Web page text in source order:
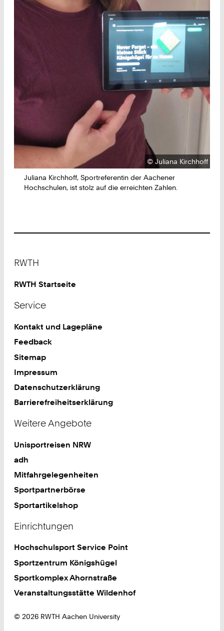
Urheberrecht:
©Juliana Kirchhoff
Juliana Kirchhoff, Sportreferentin der Aachener
Hochschulen, ist stolz auf die erreichten Zahlen.
RWTH
RWTH Startseite
Service
Kontakt und Lagepläne
Feedback
Sitemap
Impressum
Datenschutzerklärung
Barrierefreiheitserklärung
Weitere Angebote
Unisportreisen NRW
adh
Mitfahrgelegenheiten
Sportpartnerbörse
Sportartikelshop
Einrichtungen
Hochschulsport Service Point
Sportzentrum Königshügel
Sportkomplex Ahornstraße
Veranstaltungsstätte Wildenhof
© 2026 RWTH Aachen University